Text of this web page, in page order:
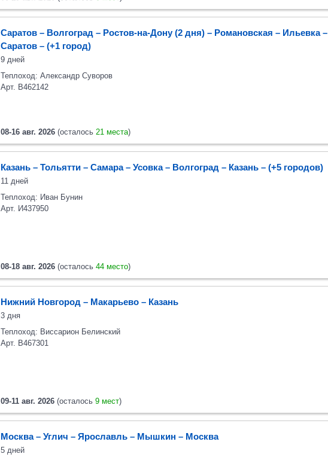
Саратов – Волгоград – Ростов-на-Дону (2 дня) – Романовская – Ильевка–
Саратов – (+1 город)
9 дней
Теплоход: Александр Суворов
08-16 авг. 2026 (осталось 21 места)
Арт. В462142
Казань – Тольятти – Самара – Усовка – Волгоград – Казань – (+5 городов)
11 дней
Теплоход: Иван Бунин
08-18 авг. 2026 (осталось 44 место)
Арт. И437950
Нижний Новгород – Макарьево – Казань
3 дня
Теплоход: Виссарион Белинский
09-11 авг. 2026 (осталось 9 мест)
Арт. В467301
Москва – Углич – Ярославль – Мышкин – Москва
5 дней